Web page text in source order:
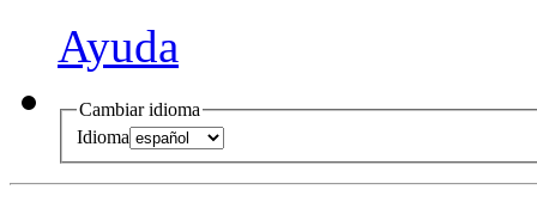
Ayuda
Cambiar idioma
Idioma